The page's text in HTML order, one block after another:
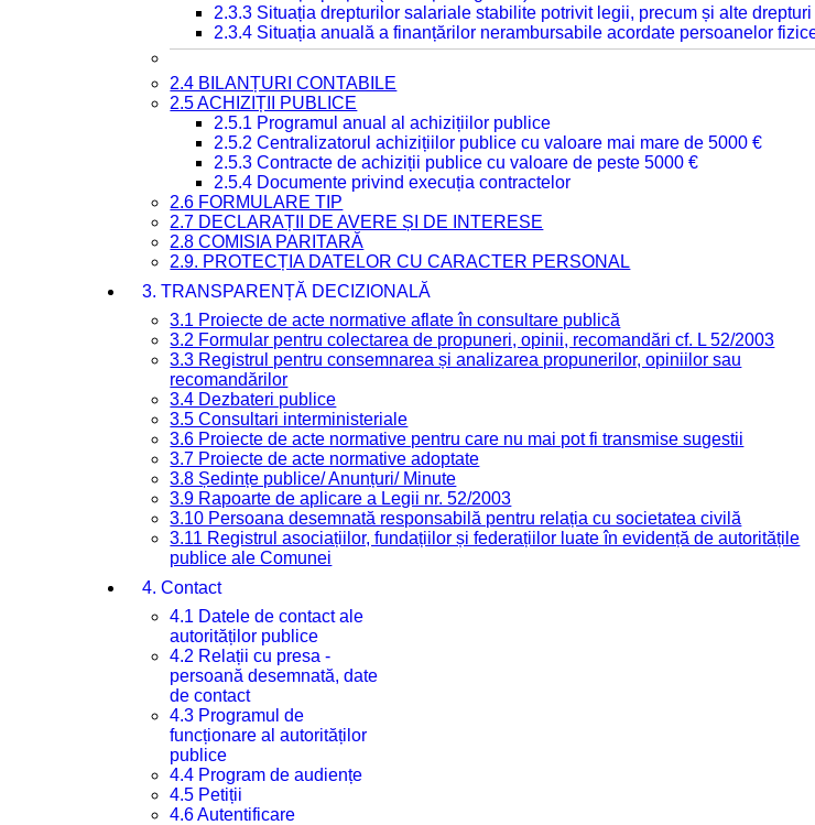
2.3.3 Situația drepturilor salariale stabilite potrivit legii, precum și alte
2.3.4 Situația anuală a finanțărilor nerambursabile acordate persoanelor
2.4 BILANȚURI CONTABILE
2.5 ACHIZIȚII PUBLICE
2.5.1 Programul anual al achizițiilor publice
2.5.2 Centralizatorul achizițiilor publice cu valoare mai mare de 5000 €
2.5.3 Contracte de achiziții publice cu valoare de peste 5000 €
2.5.4 Documente privind execuția contractelor
2.6 FORMULARE TIP
2.7 DECLARAȚII DE AVERE ȘI DE INTERESE
2.8 COMISIA PARITARĂ
2.9. PROTECȚIA DATELOR CU CARACTER PERSONAL
3. TRANSPARENȚĂ DECIZIONALĂ
3.1 Proiecte de acte normative aflate în consultare publică
3.2 Formular pentru colectarea de propuneri, opinii, recomandări cf. L 52/2003
3.3 Registrul pentru consemnarea și analizarea propunerilor, opiniilor sau
recomandărilor
3.4 Dezbateri publice
3.5 Consultari interministeriale
3.6 Proiecte de acte normative pentru care nu mai pot fi transmise sugestii
3.7 Proiecte de acte normative adoptate
3.8 Ședințe publice/ Anunțuri/ Minute
3.9 Rapoarte de aplicare a Legii nr. 52/2003
3.10 Persoana desemnată responsabilă pentru relația cu societatea civilă
3.11 Registrul asociațiilor, fundațiilor și federațiilor luate în evidență de autoritățile
publice ale Comunei
4. Contact
4.1 Datele de contact ale
autorităților publice
4.2 Relații cu presa -
persoană desemnată, date
de contact
4.3 Programul de
funcționare al autorităților
publice
4.4 Program de audiențe
4.5 Petiții
4.6 Autentificare